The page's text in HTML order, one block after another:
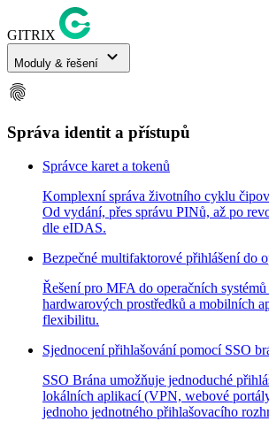
GITRIX
Moduly & řešení
expand_more
fingerprint
Správa identit a přístupů
Správce karet a tokenů
Komplexní správa životního cyklu
Od vydání, přes správu PINů, až po
dle eIDAS.
Bezpečné multifaktorové přihlášení do
Řešení pro MFA do operačních
hardwarových prostředků a mobilních
flexibilitu.
Sjednocení přihlašování pomocí SSO
SSO Brána umožňuje jednoduché
lokálních aplikací (VPN, webové
jednoho jednotného přihlašovacího